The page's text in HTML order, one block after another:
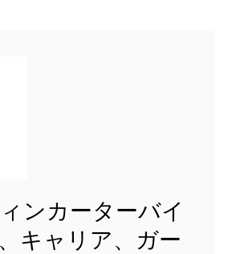
ンカーターバイ
キャリア、ガー